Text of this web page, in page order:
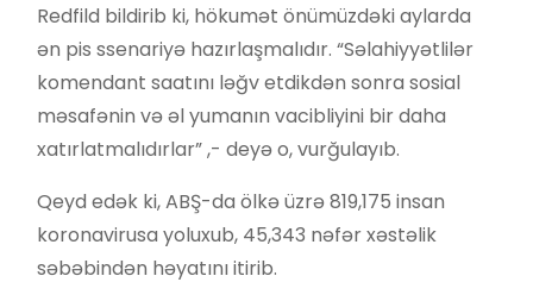
Redfild bildirib ki, hökumət önümüzdəki aylarda
ən pis ssenariyə hazırlaşmalıdır. “Səlahiyyətlilər
komendant saatını ləğv etdikdən sonra sosial
məsafənin və əl yumanın vacibliyini bir daha
xatırlatmalıdırlar” ,- deyə o, vurğulayıb.
Qeyd edək ki, ABŞ-da ölkə üzrə 819,175 insan
koronavirusa yoluxub, 45,343 nəfər xəstəlik
səbəbindən həyatını itirib.